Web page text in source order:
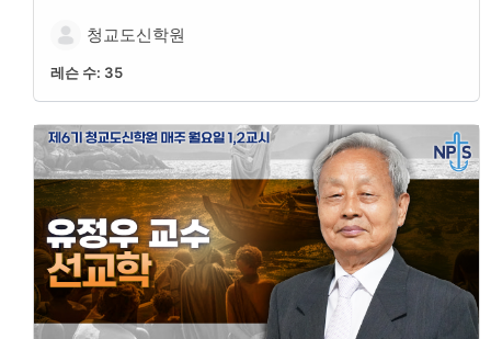
청교도신학원
레슨 수: 35